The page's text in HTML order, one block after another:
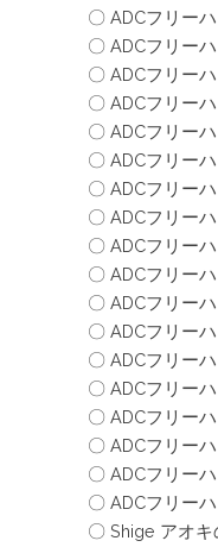
〇 ADCフリ
〇 ADCフリ
〇 ADCフリ
〇 ADCフリ
〇 ADCフリ
〇 ADCフリ
〇 ADCフリ
〇 ADCフリ
〇 ADCフリ
〇 ADCフリー
〇 ADCフリ
〇 ADCフリ
〇 ADCフリ
〇 ADCフリ
〇 ADCフリ
〇 ADCフリ
〇 ADCフリ
〇 ADCフリ
〇 Shige アオ